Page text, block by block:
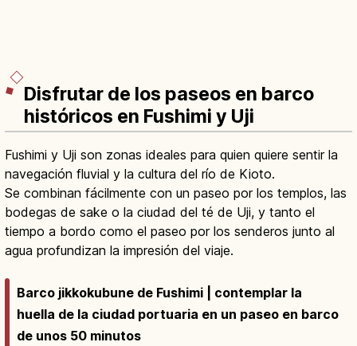
Disfrutar de los paseos en barco
históricos en Fushimi y Uji
Fushimi y Uji son zonas ideales para quien quiere sentir la
navegación fluvial y la cultura del río de Kioto.
Se combinan fácilmente con un paseo por los templos, las
bodegas de sake o la ciudad del té de Uji, y tanto el
tiempo a bordo como el paseo por los senderos junto al
agua profundizan la impresión del viaje.
Barco jikkokubune de Fushimi | contemplar la
huella de la ciudad portuaria en un paseo en barco
de unos 50 minutos